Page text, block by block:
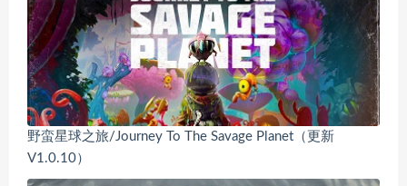
野蛮星球之旅/Journey To The Savage Planet（更新
V1.0.10）